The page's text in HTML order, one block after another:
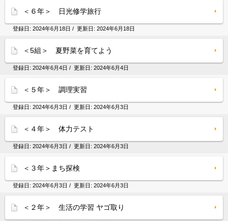
＜６年＞ 日光修学旅行
登録日: 2024年6月18日 / 更新日: 2024年6月18日
＜5組＞ 夏野菜を育てよう
登録日: 2024年6月4日 / 更新日: 2024年6月4日
＜５年＞ 調理実習
登録日: 2024年6月3日 / 更新日: 2024年6月3日
＜４年＞ 体力テスト
登録日: 2024年6月3日 / 更新日: 2024年6月3日
＜３年＞まち探検
登録日: 2024年6月3日 / 更新日: 2024年6月3日
＜２年＞ 生活の学習 ヤゴ取り